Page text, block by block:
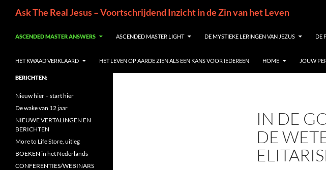
inhoud
Ask The Real Jesus – Voortschrijdend Inzicht in de Zin van het Leven
ASCENDED MASTER ANSWERS ASCENDED MASTER LIGHT DE MYSTIEKE LERINGEN VAN JEZUS DE
HET KWAAD VERKLAARD HET LEVEN OP AARDE ZIEN ALS EEN KANS VOOR IEDEREEN HOME JOUW
IN DE
DE
BERICHTEN:
Nieuw hier – start hier
De wake van 12 jaar
NIEUWE VERTALINGEN EN
BERICHTEN
More to Life Store, uitleg
BOEKEN in het Nederlands
CONFERENTIES/WEBINARS